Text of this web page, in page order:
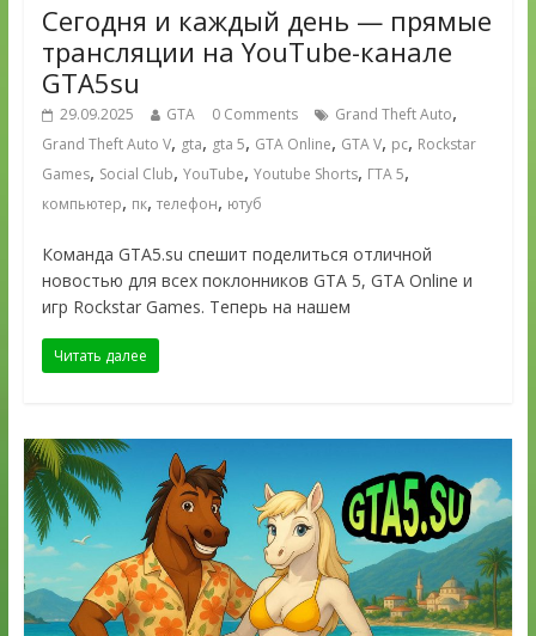
Сегодня и каждый день — прямые
трансляции на YouTube-канале
GTA5su
29.09.2025 GTA 0 Comments Grand Theft Auto,
Grand Theft Auto V, gta, gta 5, GTA Online, GTA V, pc, Rockstar
Games, Social Club, YouTube, Youtube Shorts, ГТА 5,
компьютер, пк, телефон, ютуб
Команда GTA5.su спешит поделиться отличной
новостью для всех поклонников GTA 5, GTA Online и
игр Rockstar Games. Теперь на нашем
Читать далее